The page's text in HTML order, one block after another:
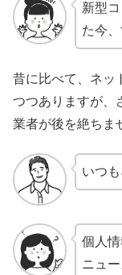
新型
た今
昔に比べて、ネッ
つつありますが、
業者が後を絶ちま
いつ
個人
ニュ